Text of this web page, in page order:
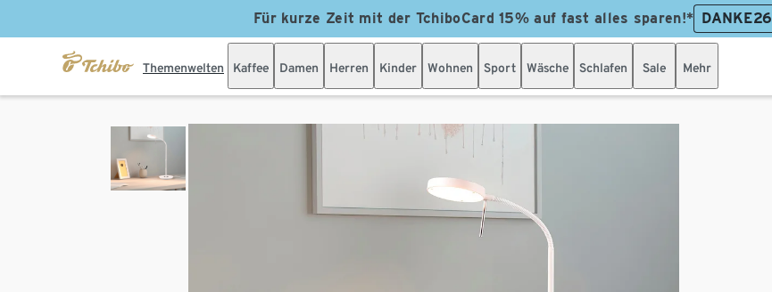
Für kurze Zeit mit der TchiboCard 15% auf fast alles sparen!* DANKE26
Themenwelten Kaffee Damen Herren Kinder Wohnen Sport Wäsche Schlafen Sale Mehr